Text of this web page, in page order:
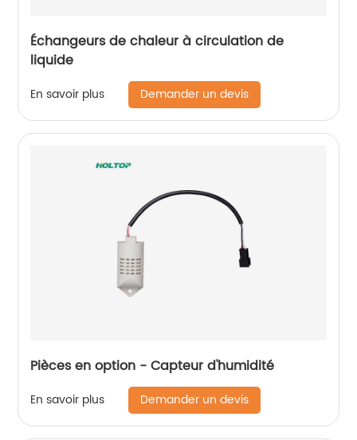
Échangeurs de chaleur à circulation de
liquide
En savoir plus Demander un devis
Pièces en option - Capteur d'humidité
En savoir plus Demander un devis